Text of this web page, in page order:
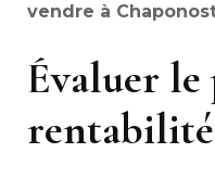
vendre à
Évaluer
rentabilité